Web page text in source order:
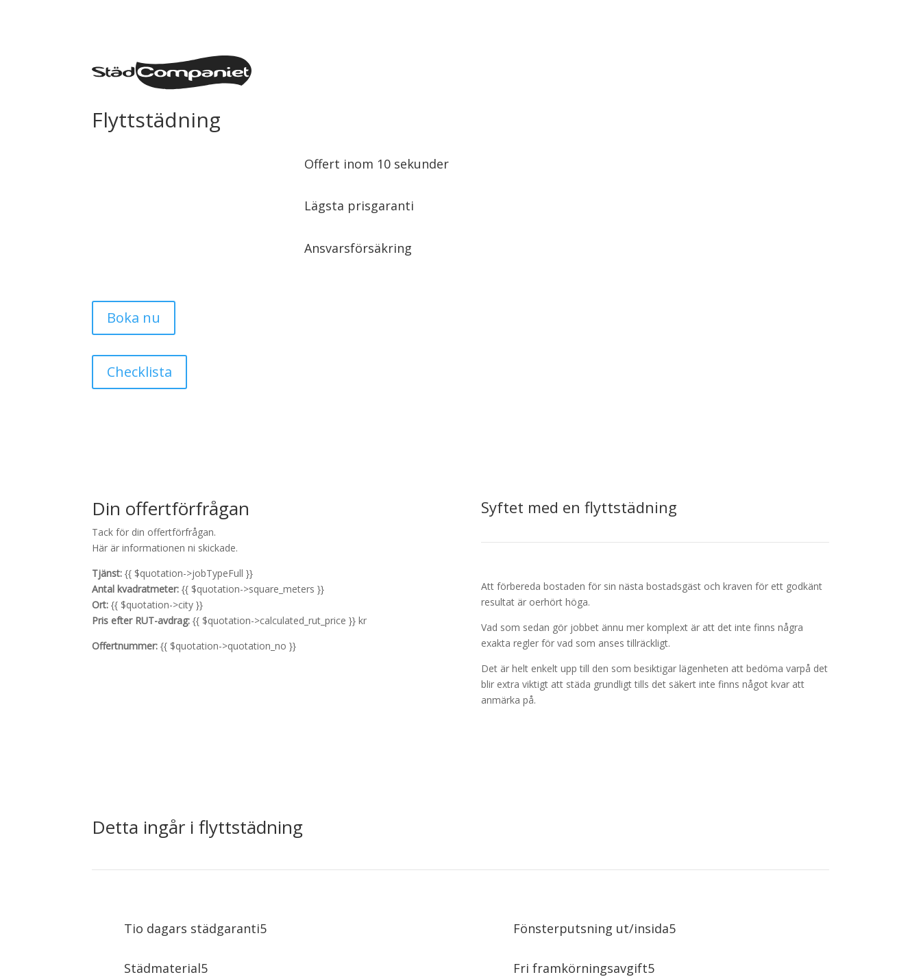
Flyttstädning
Offert inom 10 sekunder
Lägsta prisgaranti
Ansvarsförsäkring
Boka nu
Checklista
Din offertförfrågan
Tack för din offertförfrågan.
Här är informationen ni skickade.
Tjänst: {{ $quotation->jobTypeFull }}
Antal kvadratmeter: {{ $quotation->square_meters }}
Ort: {{ $quotation->city }}
Pris efter RUT-avdrag: {{ $quotation->calculated_rut_price }} kr
Offertnummer: {{ $quotation->quotation_no }}
Syftet med en flyttstädning
Att förbereda bostaden för sin nästa bostadsgäst och kraven för ett godkänt
resultat är oerhört höga.
Vad som sedan gör jobbet ännu mer komplext är att det inte finns några
exakta regler för vad som anses tillräckligt.
Det är helt enkelt upp till den som besiktigar lägenheten att bedöma varpå det
blir extra viktigt att städa grundligt tills det säkert inte finns något kvar att
anmärka på.
Detta ingår i flyttstädning
Tio dagars städgaranti
Städmaterial
Fönsterputsning ut/insida
Fri framkörningsavgift